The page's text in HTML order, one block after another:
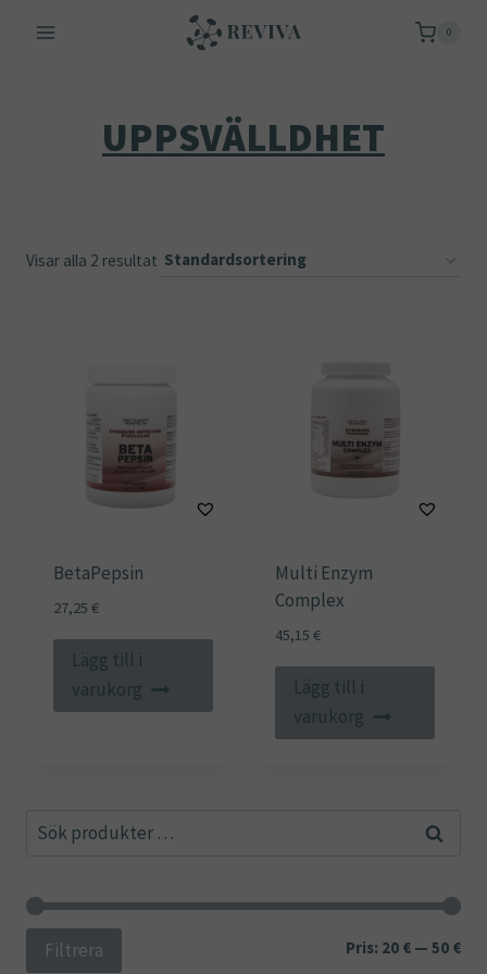
0
UPPSVÄLLDHET
Visar alla 2 resultat
BetaPepsin
27,25 €
Lägg till i
varukorg
Multi Enzym
Complex
45,15 €
Lägg till i
varukorg
Sök
Sök
Min
Filtrera Pris: 20 € — 50 €